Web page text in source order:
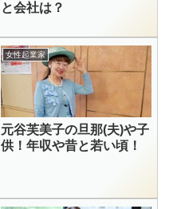
と会社は？
女性起業家
元谷芙美子の旦那(夫)や子
供！年収や昔と若い頃！